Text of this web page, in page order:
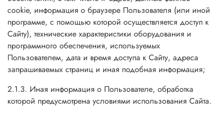
cookie, информация о браузере Пользователя (или иной
программе, с помощью которой осуществляется доступ к
Сайту), технические характеристики оборудования и
программного обеспечения, используемых
Пользователем, дата и время доступа к Сайту, адреса
запрашиваемых страниц и иная подобная информация;
2.1.3. Иная информация о Пользователе, обработка
которой предусмотрена условиями использования Сайта.